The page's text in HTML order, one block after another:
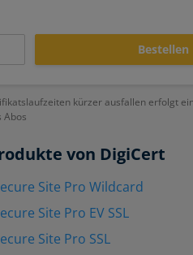
Bestellen
kürzer ausfallen erfolgt
Abos
von DigiCert
Site Pro Wildcard
Site Pro EV SSL
Site Pro SSL